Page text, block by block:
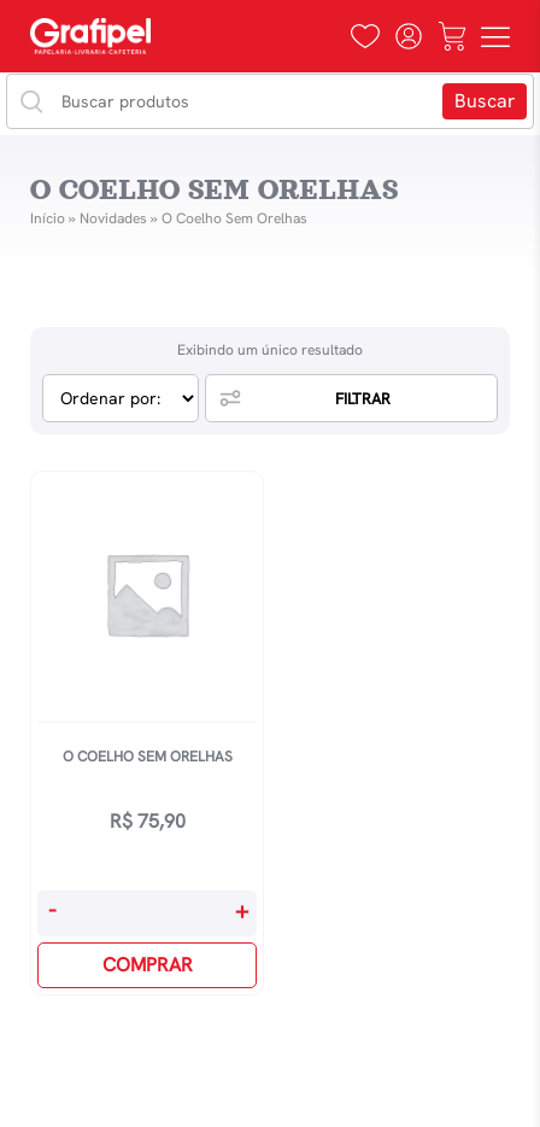
O COELHO SEM ORELHAS
Início» Novidades » O Coelho Sem Orelhas
Exibindo um único resultado
FILTRAR
O COELHO SEM ORELHAS
R$75,90
O
Orelhas
- +
COMPRAR